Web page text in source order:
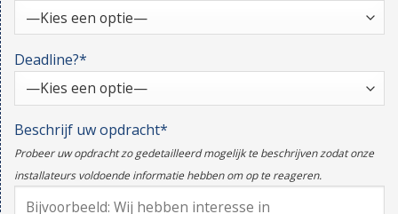
Deadline?*
Beschrijf uw opdracht*
Probeer uw opdracht zo gedetailleerd mogelijk te beschrijven zodat onze
installateurs voldoende informatie hebben om op te reageren.